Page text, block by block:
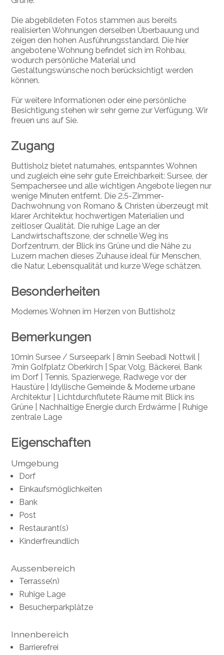
Die abgebildeten Fotos stammen aus bereits
realisierten Wohnungen derselben Überbauung und
zeigen den hohen Ausführungsstandard. Die hier
angebotene Wohnung befindet sich im Rohbau,
wodurch persönliche Material und
Gestaltungswünsche noch berücksichtigt werden
können.
Für weitere Informationen oder eine persönliche
Besichtigung stehen wir sehr gerne zur Verfügung. Wir
freuen uns auf Sie.
Zugang
Buttisholz bietet naturnahes, entspanntes Wohnen
und zugleich eine sehr gute Erreichbarkeit: Sursee, der
Sempachersee und alle wichtigen Angebote liegen nur
wenige Minuten entfernt. Die 2.5-Zimmer-
Dachwohnung von Romano & Christen überzeugt mit
klarer Architektur, hochwertigen Materialien und
zeitloser Qualität. Die ruhige Lage an der
Landwirtschaftszone, der schnelle Weg ins
Dorfzentrum, der Blick ins Grüne und die Nähe zu
Luzern machen dieses Zuhause ideal für Menschen,
die Natur, Lebensqualität und kurze Wege schätzen.
Besonderheiten
Modernes Wohnen im Herzen von Buttisholz
Bemerkungen
10min Sursee / Surseepark | 8min Seebadi Nottwil |
7min Golfplatz Oberkirch | Spar, Volg, Bäckerei, Bank
im Dorf | Tennis, Spazierwege, Radwege vor der
Haustüre | Idyllische Gemeinde & Moderne urbane
Architektur | Lichtdurchflutete Räume mit Blick ins
Grüne | Nachhaltige Energie durch Erdwärme | Ruhige
zentrale Lage
Eigenschaften
Umgebung
Dorf
Einkaufsmöglichkeiten
Bank
Post
Restaurant(s)
Kinderfreundlich
Aussenbereich
Terrasse(n)
Ruhige Lage
Besucherparkplätze
Innenbereich
Barrierefrei